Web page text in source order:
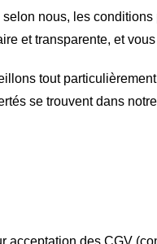
nous, les
et transparente, et
tout
se trouvent dans
acceptation des CGV